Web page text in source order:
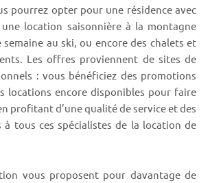
pourrez opter pour une résidence avec
location saisonnière à la montagne
au ski, ou encore des chalets et
Les offres proviennent de sites de
: vous bénéficiez des promotions
locations encore disponibles pour faire
profitant d’une qualité de service et des
à tous ces spécialistes de la location de
vous proposent pour davantage de